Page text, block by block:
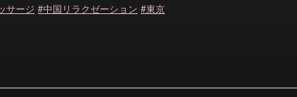
サージ 中国リラクゼーション 東京